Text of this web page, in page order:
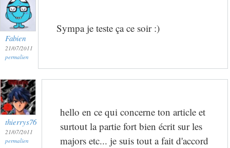
Fabien
21/07/2011
permalien
Sympa je teste ça ce soir :)
thierrys76
21/07/2011
permalien
hello en ce qui concerne ton article et
surtout la partie fort bien écrit sur les
majors etc... je suis tout a fait d'accord